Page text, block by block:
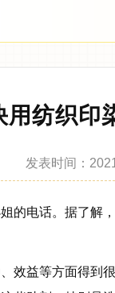
纺织印
发表时间
的电话。据了解
益等方面得到